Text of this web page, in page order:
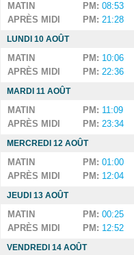
MATIN PM: 08:53
APRÈS MIDI
PM: 21:28
LUNDI 10 AOÛT
MATIN PM: 10:06
APRÈS MIDI
PM: 22:36
MARDI 11 AOÛT
MATIN PM: 11:09
APRÈS MIDI
PM: 23:34
MERCREDI 12 AOÛT
MATIN PM: 01:00
APRÈS MIDI
PM: 12:04
JEUDI 13 AOÛT
MATIN PM: 00:25
APRÈS MIDI
PM: 12:52
VENDREDI 14 AOÛT